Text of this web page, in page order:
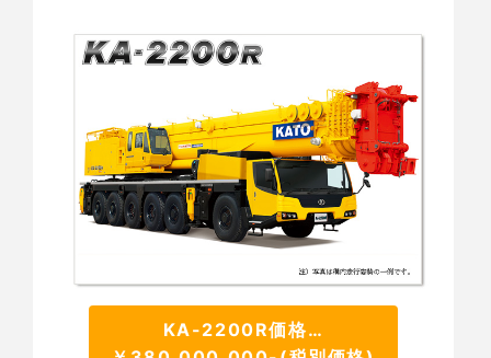
KA-2200R価格…